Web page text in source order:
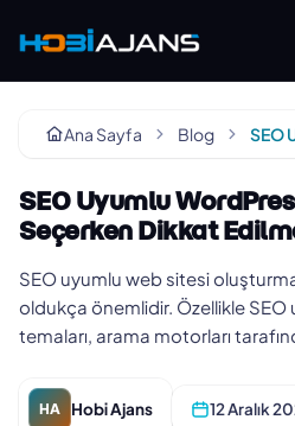
Ana Sayfa Blog
SEO Uyumlu
Seçerken Dikkat
SEO uyumlu web sitesi
oldukça önemlidir. Özellikle SEO
temaları, arama motorları
HA Hobi Ajans 12 Aralık